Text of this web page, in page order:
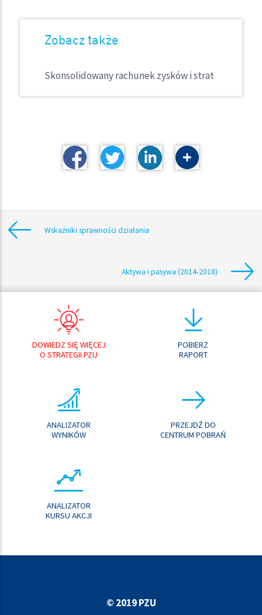
Zobacz także
Skonsolidowany rachunek zysków i strat
Wskaźniki sprawności działania
Aktywa i pasywa (2014-2018)
DOWIEDZ SIĘ WIĘCEJ
O STRATEGII PZU
POBIERZ
RAPORT
ANALIZATOR
WYNIKÓW
PRZEJDŹ DO
CENTRUM POBRAŃ
ANALIZATOR
KURSU AKCJI
© 2019 PZU